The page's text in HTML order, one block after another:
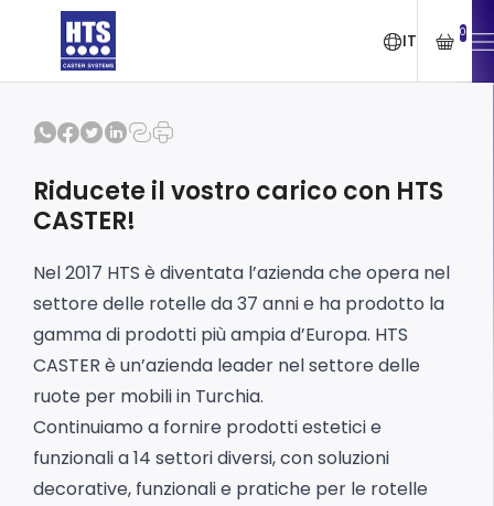
IT 0
Riducete il vostro carico con HTS
CASTER!
Nel 2017 HTS è diventata l’azienda che opera nel
settore delle rotelle da 37 anni e ha prodotto la
gamma di prodotti più ampia d’Europa. HTS
CASTER è un’azienda leader nel settore delle
ruote per mobili in Turchia.
Continuiamo a fornire prodotti estetici e
funzionali a 14 settori diversi, con soluzioni
decorative, funzionali e pratiche per le rotelle